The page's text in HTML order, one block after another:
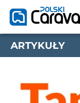
ARTYKUŁY